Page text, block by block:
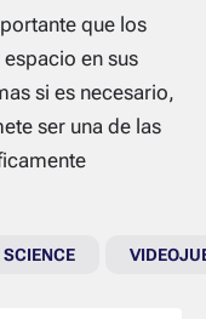
que los
en sus
si es necesario,
ser una de las